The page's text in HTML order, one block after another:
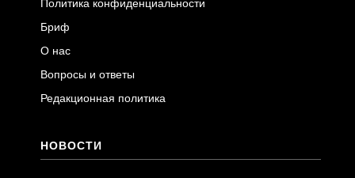
Политика конфиденциальности
Бриф
О нас
Вопросы и ответы
Редакционная политика
НОВОСТИ